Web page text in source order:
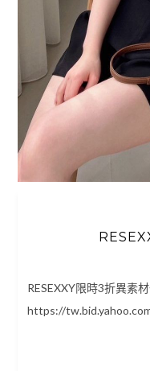
RESEXXY限時3折異素
https://